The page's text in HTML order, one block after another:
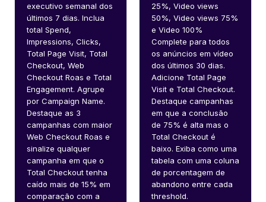
executivo semanal dos
últimos 7 dias. Inclua
total Spend,
Impressions, Clicks,
Total Page Visit, Total
Checkout, Web
Checkout Roas e Total
Engagement. Agrupe
por Campaign Name.
Destaque as 3
campanhas com maior
Web Checkout Roas e
sinalize qualquer
campanha em que o
Total Checkout tenha
caído mais de 15% em
comparação com a
25%, Video views
50%, Video views 75%
e Video 100%
Complete para todos
os anúncios em vídeo
dos últimos 30 dias.
Adicione Total Page
Visit e Total Checkout.
Destaque campanhas
em que a conclusão
de 75% é alta mas o
Total Checkout é
baixo. Exiba como uma
tabela com uma coluna
de porcentagem de
abandono entre cada
threshold.